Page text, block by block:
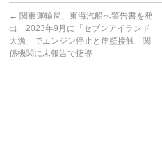
← 関東運輸局、東海汽船へ警告書を発
出 2023年9月に「セブンアイランド
大漁」でエンジン停止と岸壁接触 関
係機関に未報告で指導